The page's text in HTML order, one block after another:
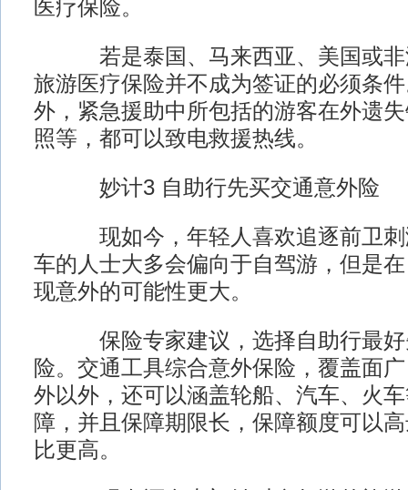
医疗保险。
若是泰国、马来西亚、美国或非
旅游医疗保险并不成为签证的必须条
外，紧急援助中所包括的游客在外遗
照等，都可以致电救援热线。
妙计3 自助行先买交通意外险
现如今，年轻人喜欢追逐前卫刺
车的人士大多会偏向于自驾游，但是
现意外的可能性更大。
保险专家建议，选择自助行最好
险。交通工具综合意外保险，覆盖面
外以外，还可以涵盖轮船、汽车、火
障，并且保障期限长，保障额度可以
比更高。